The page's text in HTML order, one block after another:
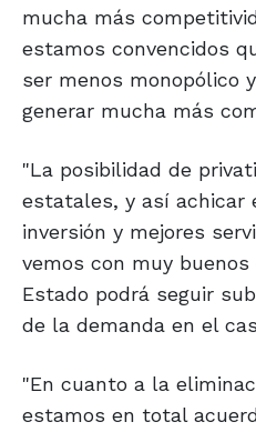
mucha más
estamos convencidos
ser menos monopólico
generar mucha más
"La posibilidad de
estatales, y así achicar
inversión y mejores
vemos con muy
Estado podrá seguir
de la demanda en el
"En cuanto a la
estamos en total